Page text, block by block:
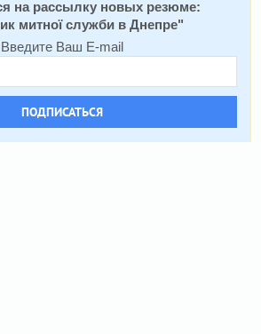
на рассылку новых резюме:
митної служби в Днепре"
Введите Ваш E-mail
ПОДПИСАТЬСЯ